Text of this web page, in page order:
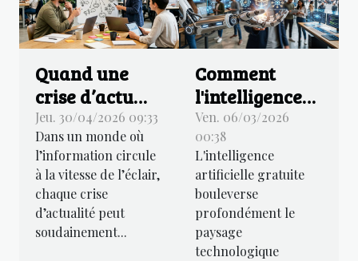
Quand une
crise d’actu
devient-elle
une
opportunité
marketing
inattendue ?
Jeu. 30/04/2026 09:33
Dans un monde où
l’information circule
à la vitesse de l’éclair,
chaque crise
d’actualité peut
soudainement...
Comment
l'intelligence
artificielle
gratuite
révolutionne-
t-elle l'accès
aux
technologies ?
Ven. 06/03/2026
00:38
L'intelligence
artificielle gratuite
bouleverse
profondément le
paysage
technologique